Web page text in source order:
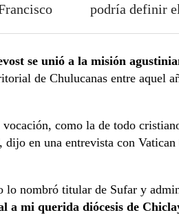
podría definir
se unió a la misión
de Chulucanas entre aquel
como la de todo
dijo en una entrevista con
lo nombró titular de Sufar y
a mi querida diócesis de